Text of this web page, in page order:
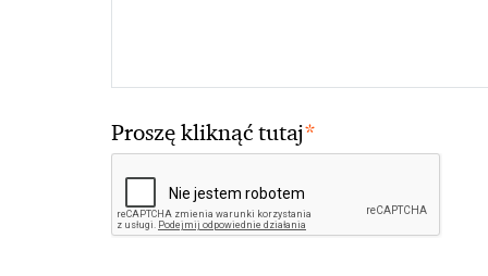
Proszę kliknąć tutaj*